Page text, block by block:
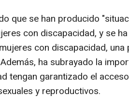
que se han producido
con discapacidad, y se
con discapacidad,
ha subrayado la
tengan garantizado el
y reproductivos.